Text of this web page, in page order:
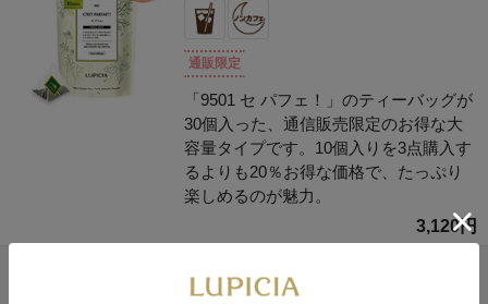
通販限定
「9501 セ パフェ！」のティーバッグが
30個入った、通信販売限定のお得な大
容量タイプです。10個入りを3点購入す
るよりも20％お得な価格で、たっぷり
楽しめるのが魅力。
3,120円